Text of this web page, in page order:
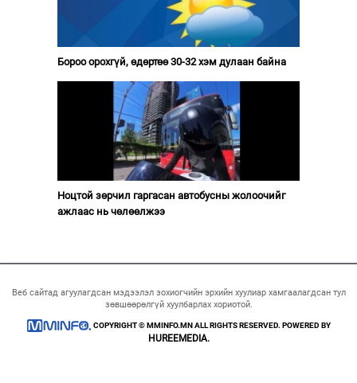
Бороо орохгүй, өдөртөө 30-32 хэм дулаан байна
Ноцтой зөрчил гаргасан автобусны жолоочийг
ажлаас нь чөлөөлжээ
Веб сайтад агуулагдсан мэдээлэл зохиогчийн эрхийн хуулиар хамгаалагдсан тул
зөвшөөрөлгүй хуулбарлах хориотой.
COPYRIGHT © MMINFO.MN ALL RIGHTS RESERVED. POWERED BY
HUREEMEDIA.